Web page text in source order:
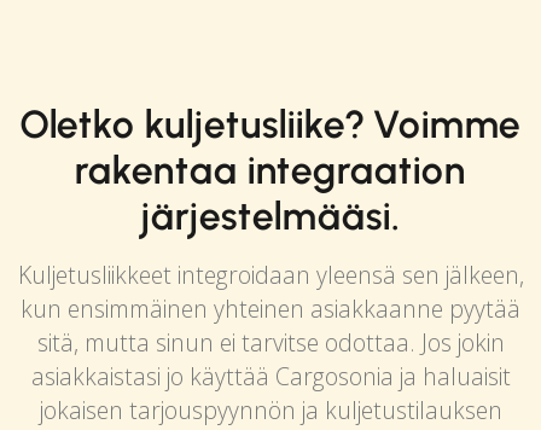
Oletko kuljetusliike? Voimme
rakentaa integraation
järjestelmääsi.
Kuljetusliikkeet integroidaan yleensä sen jälkeen,
kun ensimmäinen yhteinen asiakkaanne pyytää
sitä, mutta sinun ei tarvitse odottaa. Jos jokin
asiakkaistasi jo käyttää Cargosonia ja haluaisit
jokaisen tarjouspyynnön ja kuljetustilauksen